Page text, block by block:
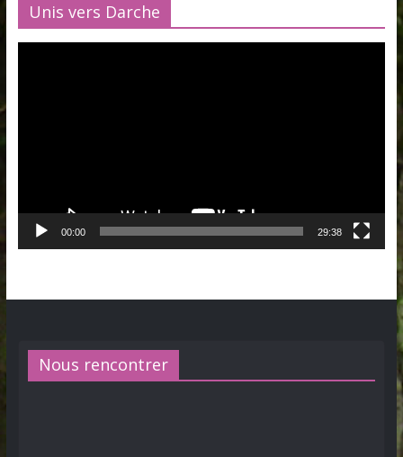
Unis vers Darche
00:00 29:38
Nous rencontrer